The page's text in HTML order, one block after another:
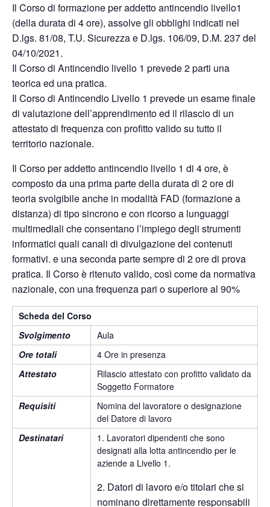
Il Corso di formazione per addetto antincendio livello1
(della durata di 4 ore), assolve gli obblighi indicati nel
D.lgs. 81/08, T.U. Sicurezza e D.lgs. 106/09, D.M. 237 del
04/10/2021.
Il Corso di Antincendio livello 1 prevede 2 parti una
teorica ed una pratica.
Il Corso di Antincendio Livello 1 prevede un esame finale
di valutazione dell’apprendimento ed il rilascio di un
attestato di frequenza con profitto valido su tutto il
territorio nazionale.
Il Corso per addetto antincendio livello 1 di 4 ore, è
composto da una prima parte della durata di 2 ore di
teoria svolgibile anche in modalità FAD (formazione a
distanza) di tipo sincrono e con ricorso a lunguaggi
multimediali che consentano l’impiego degli strumenti
informatici quali canali di divulgazione dei contenuti
formativi. e una seconda parte sempre di 2 ore di prova
pratica. Il Corso è ritenuto valido, così come da normativa
nazionale, con una frequenza pari o superiore al 90%
Scheda del Corso
Svolgimento
Aula
Ore totali
4 Ore in presenza
Attestato
Rilascio attestato con profitto validato da
Soggetto Formatore
Requisiti
Nomina del lavoratore o designazione
del Datore di lavoro
Destinatari
1. Lavoratori dipendenti che sono
designati alla lotta antincendio per le
aziende a Livello 1.
2. Datori di lavoro e/o titolari che si
nominano direttamente responsabili